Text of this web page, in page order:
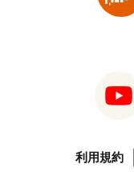
利用規約